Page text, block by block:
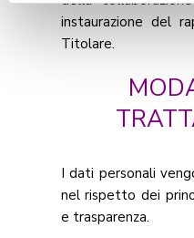
saperne di più
instaurazione del
Titolare.
I dati personali
nel rispetto dei
e trasparenza.